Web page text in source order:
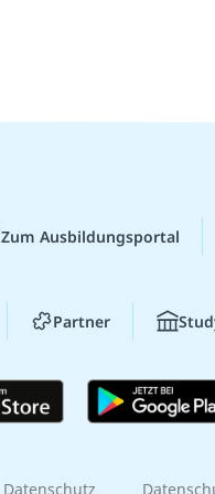
Zum Ausbildungsportal
Partner
Datenschutz